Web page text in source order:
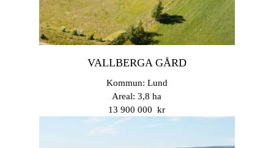
VALLBERGA GÅRD
Kommun: Lund
Areal: 3,8 ha
13 900 000 kr